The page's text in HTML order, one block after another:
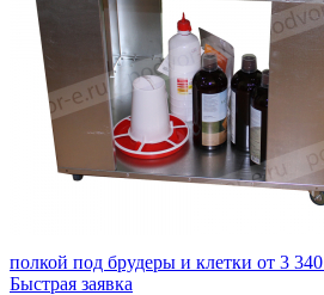
полкой под брудеры и клетки от 3 340
Быстрая заявка